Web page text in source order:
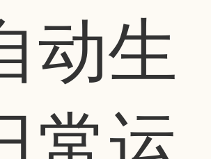
动生